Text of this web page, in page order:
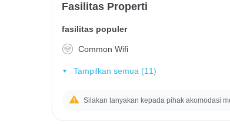
Fasilitas Properti
fasilitas populer
Common Wifi
Tampilkan semua (11)
Silakan tanyakan kepada pihak akomodasi